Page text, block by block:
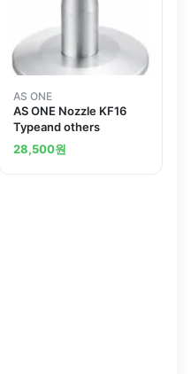
AS ONE
AS ONE Nozzle KF16
Typeand others
28,500원